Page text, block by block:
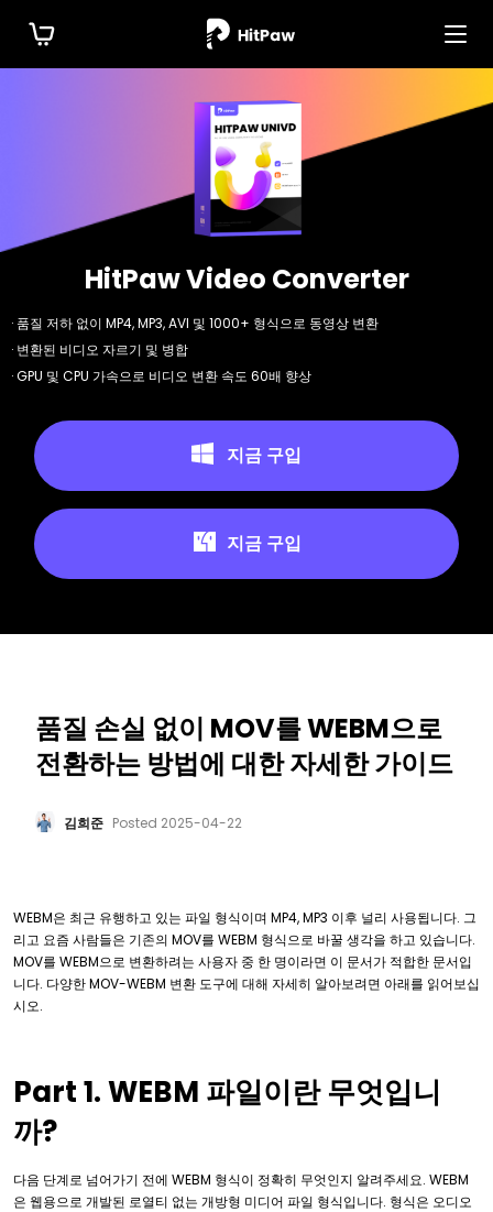
HitPaw Video Converter
· 품질 저하 없이 MP4, MP3, AVI 및 1000+ 형식으로 동영상 변환
· 변환된 비디오 자르기 및 병합
· GPU 및 CPU 가속으로 비디오 변환 속도 60배 향상
지금 구입
지금 구입
품질 손실 없이 MOV를 WEBM으로
전환하는 방법에 대한 자세한 가이드
김희준 Posted 2025-04-22
WEBM은 최근 유행하고 있는 파일 형식이며 MP4, MP3 이후 널리 사용됩니다. 그
리고 요즘 사람들은 기존의 MOV를 WEBM 형식으로 바꿀 생각을 하고 있습니다.
MOV를 WEBM으로 변환하려는 사용자 중 한 명이라면 이 문서가 적합한 문서입
니다. 다양한 MOV-WEBM 변환 도구에 대해 자세히 알아보려면 아래를 읽어보십
시오.
Part 1. WEBM 파일이란 무엇입니
까?
다음 단계로 넘어가기 전에 WEBM 형식이 정확히 무엇인지 알려주세요. WEBM
은 웹용으로 개발된 로열티 없는 개방형 미디어 파일 형식입니다. 형식은 오디오